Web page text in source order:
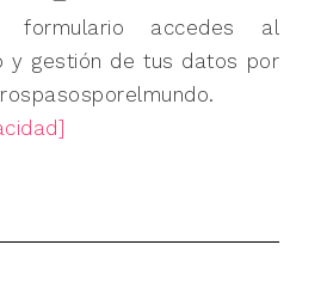
accedes al
y gestión de tus datos por